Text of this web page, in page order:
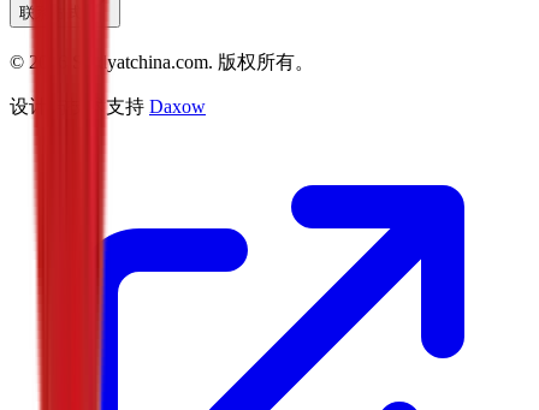
联系方式
© 2026 Studyatchina.com. 版权所有。
设计与技术支持 Daxow